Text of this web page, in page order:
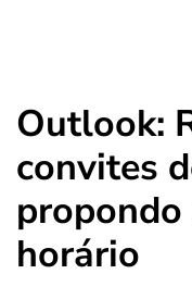
Outlook:
convites
horário